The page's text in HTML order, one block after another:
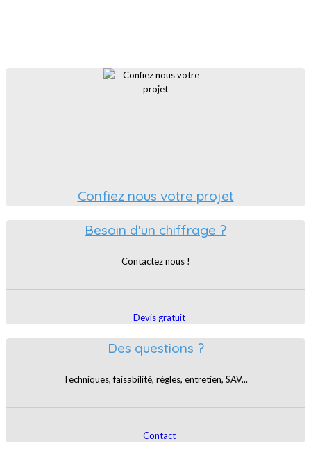
Confiez nous votre projet
Besoin d'un chiffrage ?
Contactez nous !
Devis gratuit
Des questions ?
Techniques, faisabilité, règles, entretien, SAV...
Contact